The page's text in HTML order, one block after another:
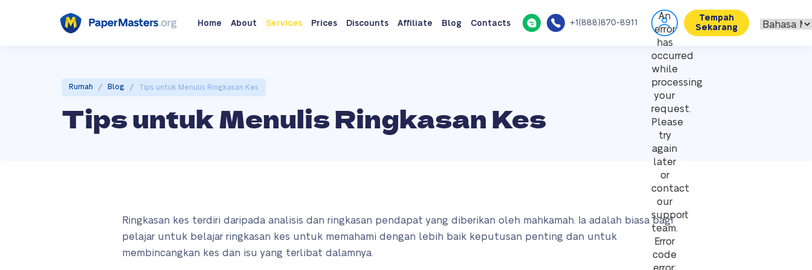
Home About Services Prices Discounts Affiliate Blog Contacts +1(888)870-8911
An
error
has
occurred
while
processing
your
request.
Please
try
again
later
or
contact
our
support
team.
Error
code
Tempah
Sekarang
Rumah / Blog / Tips untuk Menulis Ringkasan Kes
Tips untuk Menulis Ringkasan Kes
Ringkasan kes terdiri daripada analisis dan ringkasan pendapat yang diberikan oleh mahkamah. Ia adalah biasa bagi
pelajar untuk belajar ringkasan kes untuk memahami dengan lebih baik keputusan penting dan untuk
membincangkan kes dan isu yang terlibat dalamnya.